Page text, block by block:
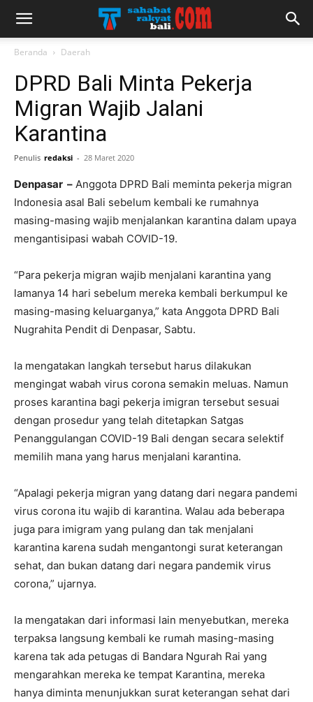
Beranda Daerah
DPRD Bali Minta Pekerja
Migran Wajib Jalani
Karantina
Penulis redaksi - 28 Maret 2020
Denpasar – Anggota DPRD Bali meminta pekerja migran
Indonesia asal Bali sebelum kembali ke rumahnya
masing-masing wajib menjalankan karantina dalam upaya
mengantisipasi wabah COVID-19.
“Para pekerja migran wajib menjalani karantina yang
lamanya 14 hari sebelum mereka kembali berkumpul ke
masing-masing keluarganya,” kata Anggota DPRD Bali
Nugrahita Pendit di Denpasar, Sabtu.
Ia mengatakan langkah tersebut harus dilakukan
mengingat wabah virus corona semakin meluas. Namun
proses karantina bagi pekerja imigran tersebut sesuai
dengan prosedur yang telah ditetapkan Satgas
Penanggulangan COVID-19 Bali dengan secara selektif
memilih mana yang harus menjalani karantina.
“Apalagi pekerja migran yang datang dari negara pandemi
virus corona itu wajib di karantina. Walau ada beberapa
juga para imigram yang pulang dan tak menjalani
karantina karena sudah mengantongi surat keterangan
sehat, dan bukan datang dari negara pandemik virus
corona,” ujarnya.
Ia mengatakan dari informasi lain menyebutkan, mereka
terpaksa langsung kembali ke rumah masing-masing
karena tak ada petugas di Bandara Ngurah Rai yang
mengarahkan mereka ke tempat Karantina, mereka
hanya diminta menunjukkan surat keterangan sehat dari